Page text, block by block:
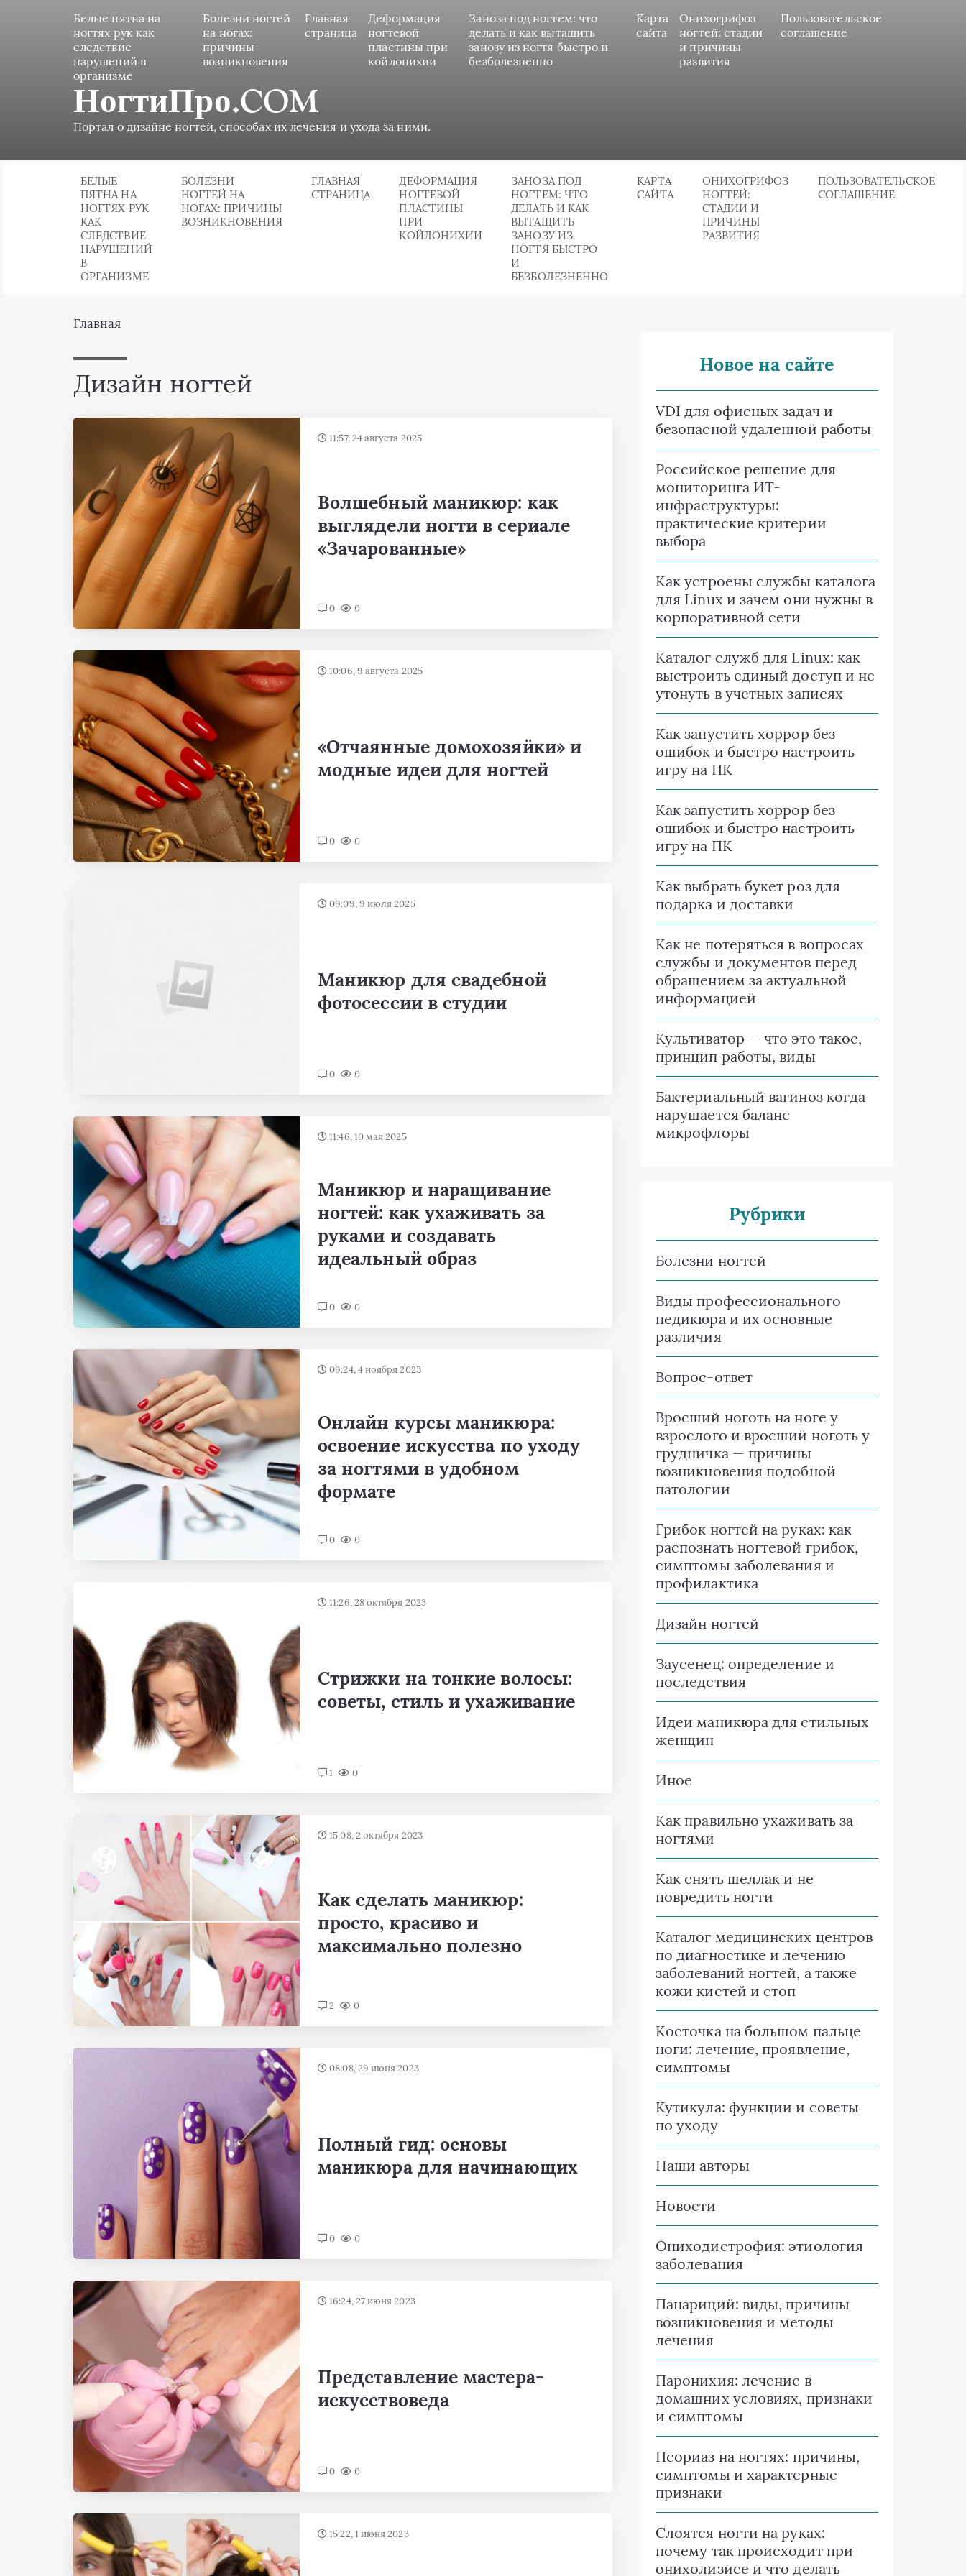
Белые пятна на
ногтях рук как
следствие
нарушений в
организме
Болезни ногтей
на ногах:
причины
возникновения
Главная
страница
Деформация
ногтевой
пластины при
койлонихии
Заноза под ногтем: что
делать и как вытащить
занозу из ногтя быстро и
безболезненно
Карта
сайта
Онихогрифоз
ногтей: стадии
и причины
развития
Пользовательское
соглашение
НогтиПро.COM
Портал о дизайне ногтей, способах их лечения и ухода за ними.
БЕЛЫЕ
ПЯТНА НА
НОГТЯХ РУК
КАК
СЛЕДСТВИЕ
НАРУШЕНИЙ
В
ОРГАНИЗМЕ
БОЛЕЗНИ
НОГТЕЙ НА
НОГАХ: ПРИЧИНЫ
ВОЗНИКНОВЕНИЯ
ГЛАВНАЯ
СТРАНИЦА
ДЕФОРМАЦИЯ
НОГТЕВОЙ
ПЛАСТИНЫ
ПРИ
КОЙЛОНИХИИ
ЗАНОЗА ПОД
НОГТЕМ: ЧТО
ДЕЛАТЬ И КАК
ВЫТАЩИТЬ
ЗАНОЗУ ИЗ
НОГТЯ БЫСТРО
И
БЕЗБОЛЕЗНЕННО
КАРТА
САЙТА
ОНИХОГРИФОЗ
НОГТЕЙ:
СТАДИИ И
ПРИЧИНЫ
РАЗВИТИЯ
ПОЛЬЗОВАТЕЛЬСКОЕ
СОГЛАШЕНИЕ
Главная
Дизайн ногтей
11:57, 24 августа 2025
Волшебный маникюр: как
выглядели ногти в сериале
«Зачарованные»
0 0
10:06, 9 августа 2025
«Отчаянные домохозяйки» и
модные идеи для ногтей
0 0
09:09, 9 июля 2025
Маникюр для свадебной
фотосессии в студии
0 0
11:46, 10 мая 2025
Маникюр и наращивание
ногтей: как ухаживать за
руками и создавать
идеальный образ
0 0
09:24, 4 ноября 2023
Онлайн курсы маникюра:
освоение искусства по уходу
за ногтями в удобном
формате
0 0
11:26, 28 октября 2023
Стрижки на тонкие волосы:
советы, стиль и ухаживание
1 0
15:08, 2 октября 2023
Как сделать маникюр:
просто, красиво и
максимально полезно
2 0
08:08, 29 июня 2023
Полный гид: основы
маникюра для начинающих
0 0
16:24, 27 июня 2023
Представление мастера-
искусствоведа
0 0
15:22, 1 июня 2023
Новое на сайте
VDI для офисных задач и
безопасной удаленной работы
Российское решение для
мониторинга ИТ-
инфраструктуры:
практические критерии
выбора
Как устроены службы каталога
для Linux и зачем они нужны в
корпоративной сети
Каталог служб для Linux: как
выстроить единый доступ и не
утонуть в учетных записях
Как запустить хоррор без
ошибок и быстро настроить
игру на ПК
Как запустить хоррор без
ошибок и быстро настроить
игру на ПК
Как выбрать букет роз для
подарка и доставки
Как не потеряться в вопросах
службы и документов перед
обращением за актуальной
информацией
Культиватор — что это такое,
принцип работы, виды
Бактериальный вагиноз когда
нарушается баланс
микрофлоры
Рубрики
Болезни ногтей
Виды профессионального
педикюра и их основные
различия
Вопрос-ответ
Вросший ноготь на ноге у
взрослого и вросший ноготь у
грудничка — причины
возникновения подобной
патологии
Грибок ногтей на руках: как
распознать ногтевой грибок,
симптомы заболевания и
профилактика
Дизайн ногтей
Заусенец: определение и
последствия
Идеи маникюра для стильных
женщин
Иное
Как правильно ухаживать за
ногтями
Как снять шеллак и не
повредить ногти
Каталог медицинских центров
по диагностике и лечению
заболеваний ногтей, а также
кожи кистей и стоп
Косточка на большом пальце
ноги: лечение, проявление,
симптомы
Кутикула: функции и советы
по уходу
Наши авторы
Новости
Ониходистрофия: этиология
заболевания
Панариций: виды, причины
возникновения и методы
лечения
Паронихия: лечение в
домашних условиях, признаки
и симптомы
Псориаз на ногтях: причины,
симптомы и характерные
признаки
Слоятся ногти на руках:
почему так происходит при
онихолизисе и что делать